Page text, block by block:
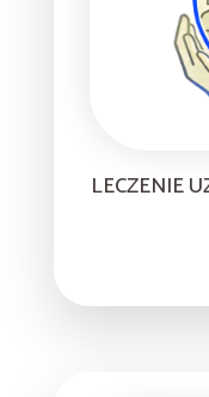
LECZENIE